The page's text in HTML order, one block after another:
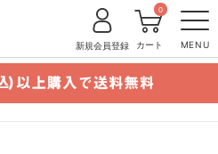
MENU
新規会員登録 カート
0